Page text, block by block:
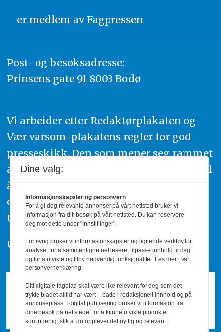
er medlem av Fagpressen
Post- og besøksadresse:
Prinsens gate 91 8003 Bodø
Vi arbeider etter Redaktørplakaten og
Vær varsom-plakatens regler for god
presseskikk. Den som mener seg rammet
av urettmessig publisering, oppfordres til
å ta kontakt med redaksjonen. Du kan
også klage inn saker til Pressens Faglige
Utvalg,www.pfu.no.
Utgiver: PBL
Dine valg:
Informasjonskapsler og personvern
For å gi deg relevante annonser på vårt nettsted bruker vi
informasjon fra ditt besøk på vårt nettsted. Du kan reservere
deg mot dette under "Innstillinger".
For øvrig bruker vi informasjonskapsler og lignende verktøy for
analyse, for å sammenligne nettlesere, tilpasse innhold til deg
og for å utvikle og tilby nødvendig funksjonalitet. Les mer i vår
personvernerklæring.
Ditt digitale fagblad skal være like relevant for deg som det
trykte bladet alltid har vært – bade i redaksjonelt innhold og på
annonseplass. I digital publisering bruker vi informasjon fra
dine besøk på nettstedet for å kunne utvikle produktet
kontinuerlig, slik at du opplever det nyttig og relevant.